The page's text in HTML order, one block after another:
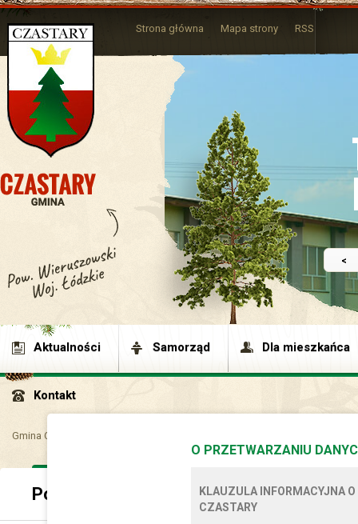
<
Strona główna Mapa strony RSS
Aktualności Samorząd Dla mieszkańca
Kontakt
Gmina Czastary
Podatek rolny
O PRZETWARZANIU
KLAUZULA INFORMACYJNA
CZASTARY